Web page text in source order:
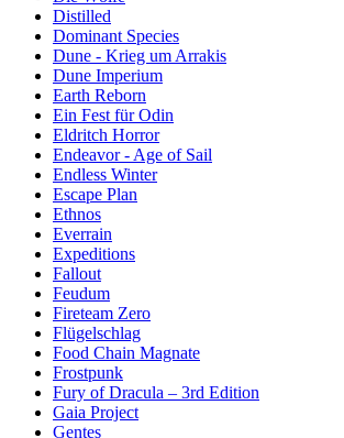
Distilled
Dominant Species
Dune - Krieg um Arrakis
Dune Imperium
Earth Reborn
Ein Fest für Odin
Eldritch Horror
Endeavor - Age of Sail
Endless Winter
Escape Plan
Ethnos
Everrain
Expeditions
Fallout
Feudum
Fireteam Zero
Flügelschlag
Food Chain Magnate
Frostpunk
Fury of Dracula – 3rd Edition
Gaia Project
Gentes